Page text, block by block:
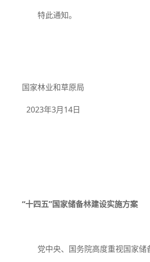
特此通知。
国家林业和草原局
2023年3月14日
“十四五”国家储备林建设实施方案
党中央、国务院高度重视国家储